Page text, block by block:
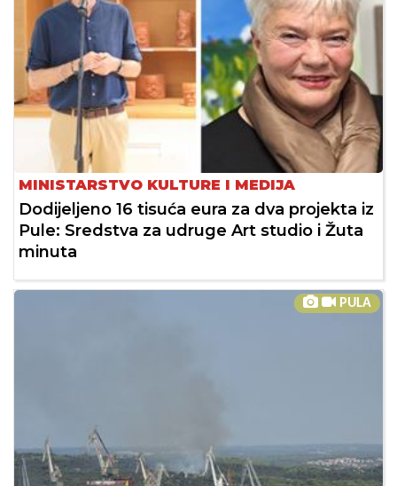
MINISTARSTVO KULTURE I MEDIJA
Dodijeljeno 16 tisuća eura za dva projekta iz
Pule: Sredstva za udruge Art studio i Žuta
minuta
PULA